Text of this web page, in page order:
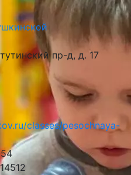
пр-д, д. 17
classes/pesochnaya-